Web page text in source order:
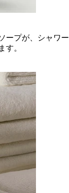
ープが、シャワー
す。